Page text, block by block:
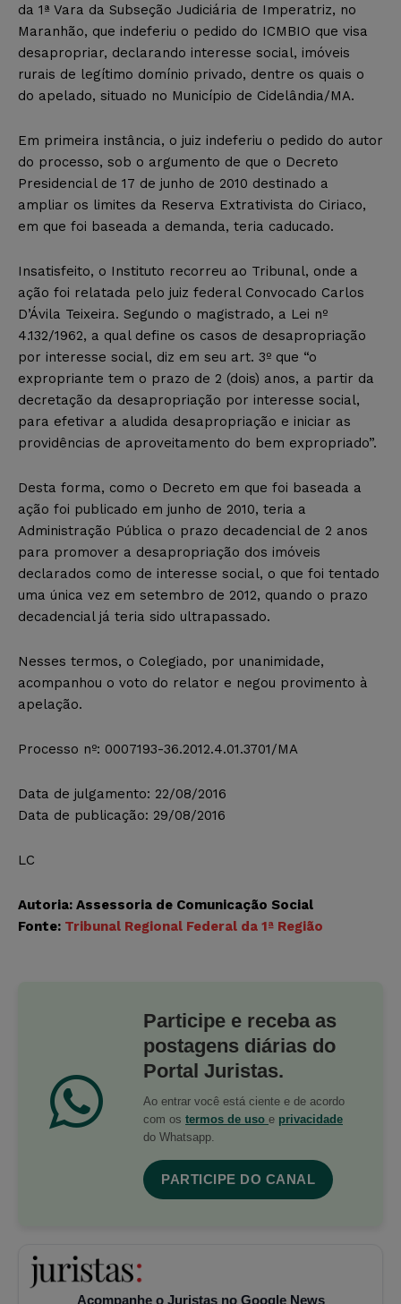
da 1ª Vara da Subseção Judiciária de Imperatriz, no
Maranhão, que indeferiu o pedido do ICMBIO que visa
desapropriar, declarando interesse social, imóveis
rurais de legítimo domínio privado, dentre os quais o
do apelado, situado no Município de Cidelândia/MA.
Em primeira instância, o juiz indeferiu o pedido do autor
do processo, sob o argumento de que o Decreto
Presidencial de 17 de junho de 2010 destinado a
ampliar os limites da Reserva Extrativista do Ciriaco,
em que foi baseada a demanda, teria caducado.
Insatisfeito, o Instituto recorreu ao Tribunal, onde a
ação foi relatada pelo juiz federal Convocado Carlos
D’Ávila Teixeira. Segundo o magistrado, a Lei nº
4.132/1962, a qual define os casos de desapropriação
por interesse social, diz em seu art. 3º que “o
expropriante tem o prazo de 2 (dois) anos, a partir da
decretação da desapropriação por interesse social,
para efetivar a aludida desapropriação e iniciar as
providências de aproveitamento do bem expropriado”.
Desta forma, como o Decreto em que foi baseada a
ação foi publicado em junho de 2010, teria a
Administração Pública o prazo decadencial de 2 anos
para promover a desapropriação dos imóveis
declarados como de interesse social, o que foi tentado
uma única vez em setembro de 2012, quando o prazo
decadencial já teria sido ultrapassado.
Nesses termos, o Colegiado, por unanimidade,
acompanhou o voto do relator e negou provimento à
apelação.
Processo nº: 0007193-36.2012.4.01.3701/MA
Data de julgamento: 22/08/2016
Data de publicação: 29/08/2016
LC
Autoria: Assessoria de Comunicação Social
Fonte: Tribunal Regional Federal da 1ª Região
Participe e receba as
postagens diárias do
Portal Juristas.
Ao entrar você está ciente e de acordo
com os termos de uso e privacidade
do Whatsapp.
PARTICIPE DO CANAL
Acompanhe o Juristas no Google News